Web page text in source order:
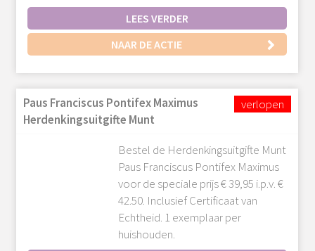
LEES VERDER
NAAR DE ACTIE
Paus Franciscus Pontifex Maximus
Herdenkingsuitgifte Munt
Bestel de Herdenkingsuitgifte Munt
Paus Franciscus Pontifex Maximus
voor de speciale prijs € 39,95 i.p.v. €
42.50. Inclusief Certificaat van
Echtheid. 1 exemplaar per
huishouden.